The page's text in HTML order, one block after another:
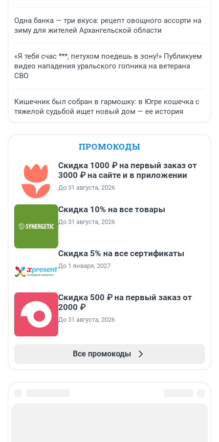
Одна банка — три вкуса: рецепт овощного ассорти на
зиму для жителей Архангельской области
«Я тебя счас ***, петухом поедешь в зону!» Публикуем
видео нападения уральского гопника на ветерана
СВО
Кишечник был собран в гармошку: в Югре кошечка с
тяжелой судьбой ищет новый дом — ее история
ПРОМОКОДЫ
Скидка 1000 ₽ на первый заказ от
3000 ₽ на сайте и в приложении
До 31 августа, 2026
Скидка 10% на все товары
До 31 августа, 2026
Скидка 5% на все сертификаты
До 1 января, 2027
Скидка 500 ₽ на первый заказ от
2000 ₽
До 31 августа, 2026
Все промокоды